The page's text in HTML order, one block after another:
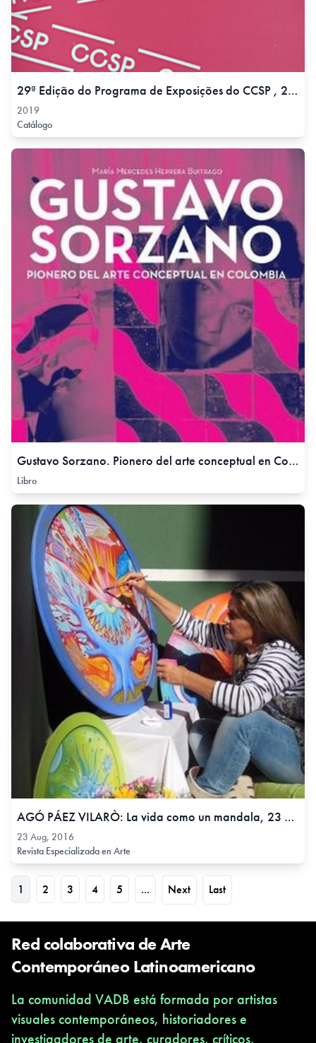
29ª Edição do Programa de Exposições do CCSP , 2019
2019
Catálogo
Gustavo Sorzano. Pionero del arte conceptual en Colombia,
Libro
AGÓ PÁEZ VILARÒ: La vida como un mandala, 23 Aug, 2016
23 Aug, 2016
Revista Especializada en Arte
1 2 3 4 5 ... Next Last
Red colaborativa de Arte
Contemporáneo Latinoamericano
La comunidad VADB está formada por artistas
visuales contemporáneos, historiadores e
investigadores de arte, curadores, críticos,